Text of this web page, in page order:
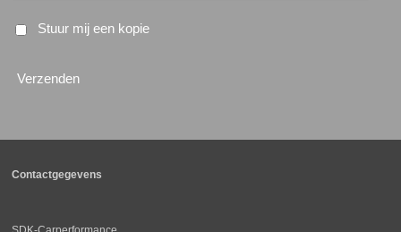
Stuur mij een kopie
Verzenden
Contactgegevens